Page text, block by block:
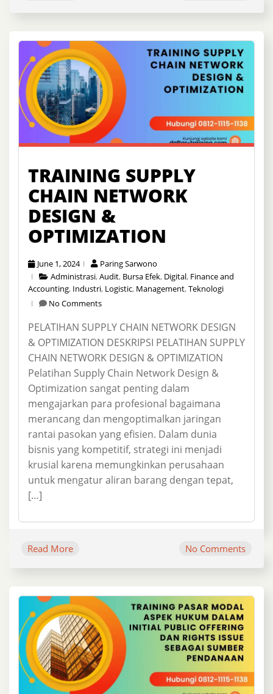
TRAINING SUPPLY
CHAIN NETWORK
DESIGN &
OPTIMIZATION
June 1, 2024
Paring Sarwono
Administrasi,Audit, Bursa Efek, Digital, Finance and
Accounting, Industri, Logistic, Management,Teknologi
No Comments
PELATIHAN SUPPLY CHAIN NETWORK DESIGN
& OPTIMIZATION DESKRIPSI PELATIHAN SUPPLY
CHAIN NETWORK DESIGN & OPTIMIZATION
Pelatihan Supply Chain Network Design &
Optimization sangat penting dalam
mengajarkan para profesional bagaimana
merancang dan mengoptimalkan jaringan
rantai pasokan yang efisien. Dalam dunia
bisnis yang kompetitif, strategi ini menjadi
krusial karena memungkinkan perusahaan
untuk mengatur aliran barang dengan tepat,
[…]
Read More No Comments